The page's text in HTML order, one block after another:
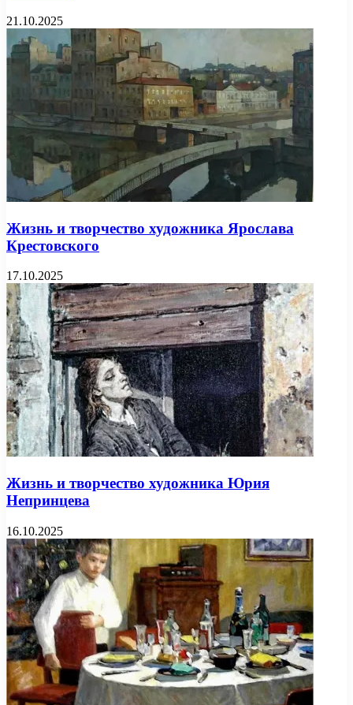
21.10.2025
Жизнь и творчество художника Ярослава
Крестовского
17.10.2025
Жизнь и творчество художника Юрия
Непринцева
16.10.2025